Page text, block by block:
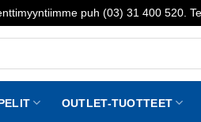
puh (03) 31 400 520.
OUTLET-TUOTTEET